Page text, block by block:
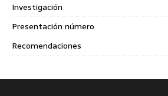
Investigación
Presentación número
Recomendaciones